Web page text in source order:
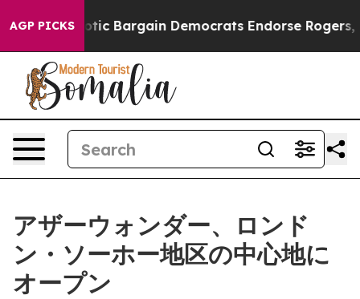
AGP PICKSBargain Democrats Endorse Rogers,
アザーウォンダー、ロンド
ン・ソーホー地区の中心地に
オープン